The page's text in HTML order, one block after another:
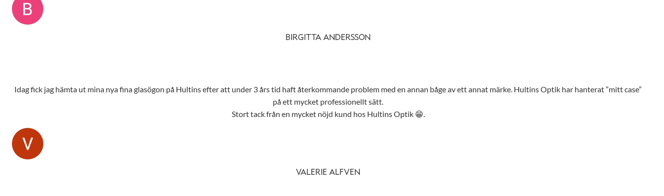
BIRGITTA ANDERSSON
Idag fick jag hämta ut mina nya fina glasögon på Hultins efter att under 3 års tid haft återkommande problem med en annan båge av ett annat märke. Hultins Optik har hanterat ”mitt case”
på ett mycket professionellt sätt.
Stort tack från en mycket nöjd kund hos Hultins Optik 😁.
VALERIE ALFVEN